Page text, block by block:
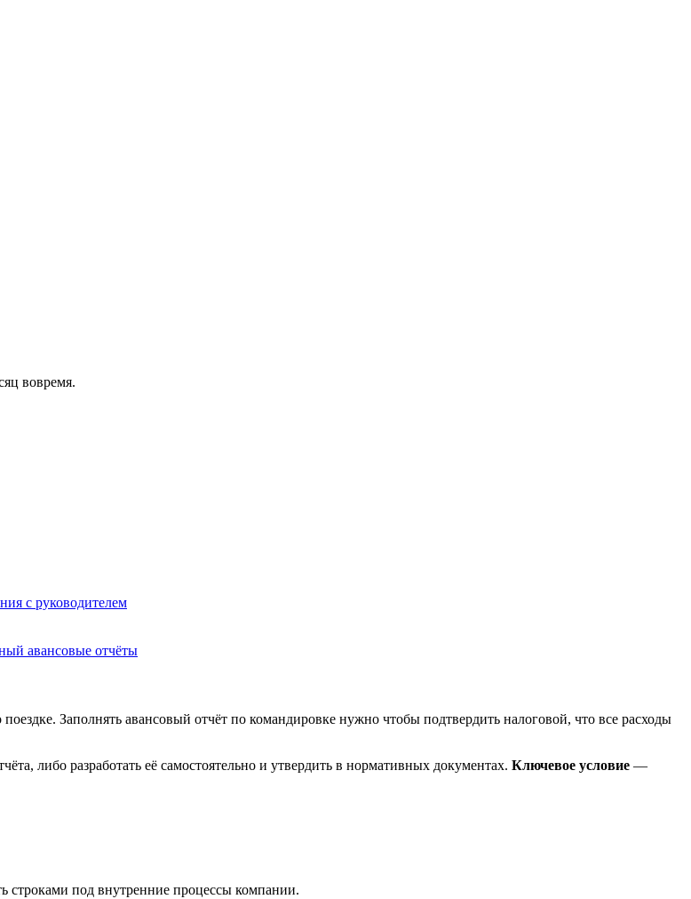
вовремя.
с руководителем
авансовые отчёты
Заполнять авансовый отчёт по командировке нужно чтобы подтвердить налоговой, что все расходы
либо разработать её самостоятельно и утвердить в нормативных документах. Ключевое условие —
строками под внутренние процессы компании.